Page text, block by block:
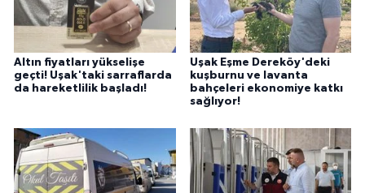
Altın fiyatları yükselişe
geçti! Uşak'taki sarraflarda
da hareketlilik başladı!
Uşak Eşme Dereköy'deki
kuşburnu ve lavanta
bahçeleri ekonomiye katkı
sağlıyor!